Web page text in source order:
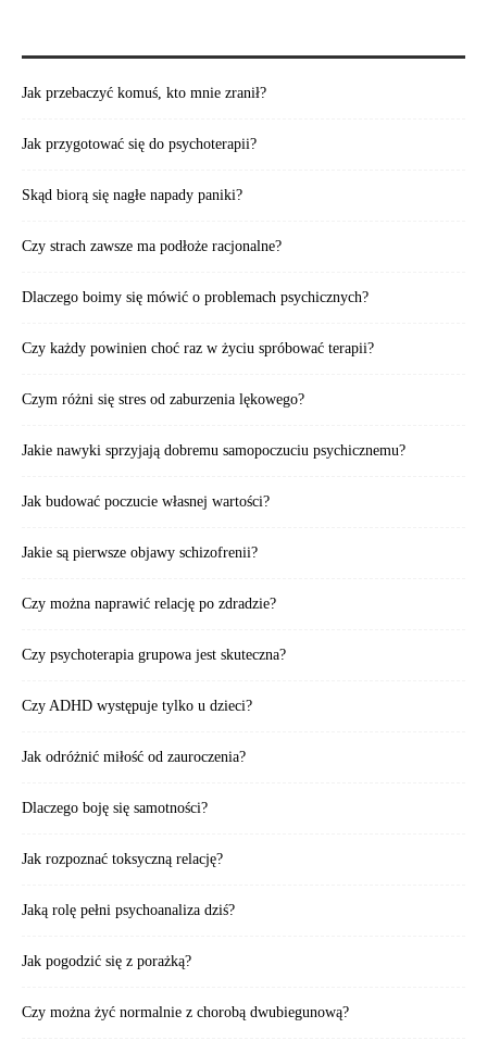
Jak przebaczyć komuś, kto mnie zranił?
Jak przygotować się do psychoterapii?
Skąd biorą się nagłe napady paniki?
Czy strach zawsze ma podłoże racjonalne?
Dlaczego boimy się mówić o problemach psychicznych?
Czy każdy powinien choć raz w życiu spróbować terapii?
Czym różni się stres od zaburzenia lękowego?
Jakie nawyki sprzyjają dobremu samopoczuciu psychicznemu?
Jak budować poczucie własnej wartości?
Jakie są pierwsze objawy schizofrenii?
Czy można naprawić relację po zdradzie?
Czy psychoterapia grupowa jest skuteczna?
Czy ADHD występuje tylko u dzieci?
Jak odróżnić miłość od zauroczenia?
Dlaczego boję się samotności?
Jak rozpoznać toksyczną relację?
Jaką rolę pełni psychoanaliza dziś?
Jak pogodzić się z porażką?
Czy można żyć normalnie z chorobą dwubiegunową?